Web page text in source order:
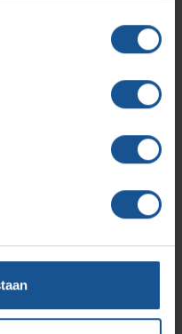
maximaal 1300
Plateau afmeting Mayo-
Mayo-HV20:
Offerte
een offerte aan bij VE-